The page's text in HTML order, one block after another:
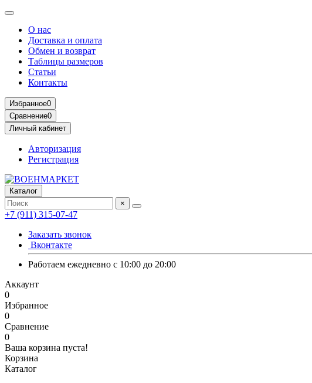
О нас
Доставка и оплата
Обмен и возврат
Таблицы размеров
Статьи
Контакты
Избранное0
Сравнение0
Личный кабинет
Авторизация
Регистрация
Каталог
×
+7 (911) 315-07-47
Заказать звонок
Вконтакте
Работаем ежедневно с 10:00 до 20:00
Аккаунт
0
Избранное
0
Сравнение
0
Ваша корзина пуста!
Корзина
Каталог